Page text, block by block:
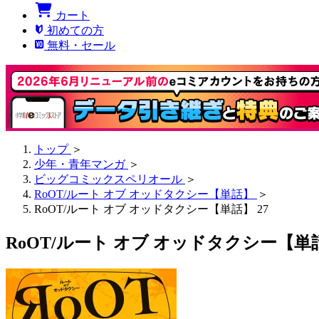
カート
初めての方
無料・セール
トップ ＞
少年・青年マンガ ＞
ビッグコミックスペリオール ＞
RoOT/ルート オブ オッドタクシー【単話】
＞
RoOT/ルート オブ オッドタクシー【単話】 27
RoOT/ルート オブ オッドタクシー【単